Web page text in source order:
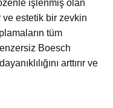
işlenmiş olan
estetik bir zevkin
tüm
Boesch
arttırır ve